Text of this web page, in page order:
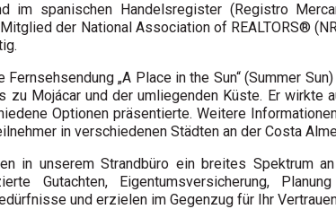
im spanischen Handelsregister (Registro
der National Association of REALTORS®
„A Place in the Sun“ (Summer
Mojácar und der umliegenden Küste. Er wirkte
Optionen präsentierte. Weitere
in verschiedenen Städten an der Costa
in unserem Strandbüro ein breites Spektrum
Gutachten, Eigentumsversicherung,
und erzielen im Gegenzug für Ihr